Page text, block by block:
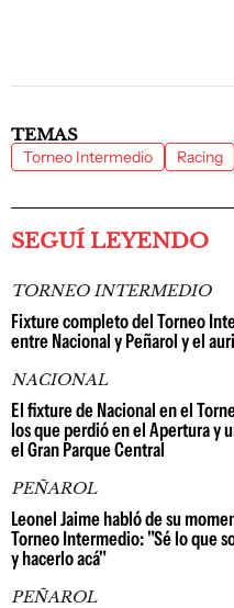
TEMAS
Torneo Intermedio Racing
SEGUÍ LEYENDO
TORNEO INTERMEDIO
Fixture completo del Torneo
entre Nacional y Peñarol y el
NACIONAL
El fixture de Nacional en el
los que perdió en el Apertura y
el Gran Parque Central
PEÑAROL
Leonel Jaime habló de su
Torneo Intermedio: "Sé lo que
y hacerlo acá"
PEÑAROL